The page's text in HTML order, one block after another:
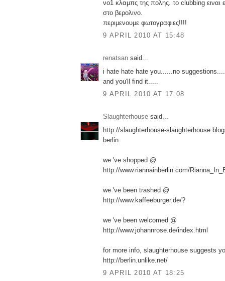
νο1 κλαμπς της πολης. το clubbing ειναι
στο βερολινο.
περιμενουμε φωτογραφιες!!!!
9 APRIL 2010 AT 15:48
renatsan said...
i hate hate hate you......no
and you'll find it.....
9 APRIL 2010 AT 17:08
Slaughterhouse said...
http://slaughterhouse-
berlin.
we 've shopped @
http://www.riannainberlin.com/
we 've been trashed @
http://www.kaffeeburger.de/?
we 've been welcomed @
http://www.johannrose.de/index.html
for more info, slaughterhouse suggests
http://berlin.unlike.net/
9 APRIL 2010 AT 18:25